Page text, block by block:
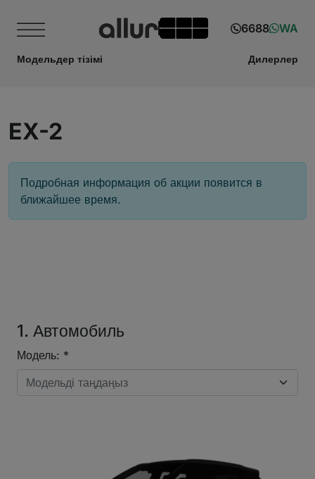
6688 WA
Модельдер тізімі Дилерлер
EX-2
Подробная информация об акции появится в
ближайшее время.
1. Автомобиль
Модель: *
Модельді таңдаңыз